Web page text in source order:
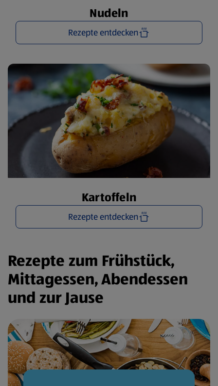
Nudeln
Rezepte entdecken
Kartoffeln
Rezepte entdecken
Rezepte zum Frühstück,
Mittagessen, Abendessen
und zur Jause